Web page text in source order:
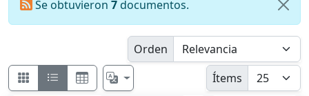
Se obtuvieron 7documentos.
Orden
Ítems